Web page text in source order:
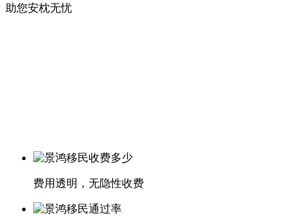
助您安枕无忧
费用透明，无隐性收费